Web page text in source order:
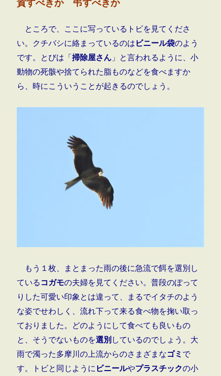
賀すべきか 弔すべきか
ところで、ここに写っているトビを見てくださ
い。クチバシに絡まっているのは ビニール袋のよう
です。とびは「掃除屋さん 」と言われるように、小
動物の死骸や捨てられた脂ものなどを食べますか
ら、時にこういうことが起きるのでしょう。
もう１枚、まとまった雨の後に急流で餌を選別し
ている コガモの夫婦を見てください。普段のぽって
りした可愛い印象とは違って、まるでイタチのよう
な姿でせわしく、流れ下って来る食べ物を掬い取っ
ておりました。どのようにして食べても良いもの
と、そうでないものを選別 しているのでしょう。大
雨で濁った多摩川の上流からのさまざまなゴミ で
す。トビと同じように ビニールやプラスチックの小